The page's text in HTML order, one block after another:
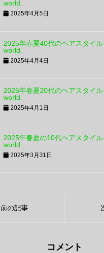
world.
2025年4月5日
2025年春夏40代のヘアスタイ
world.
2025年4月4日
2025年春夏20代のヘアスタイ
world.
2025年4月1日
2025年春夏の10代ヘアスタイ
world.
2025年3月31日
前の記事
コメント